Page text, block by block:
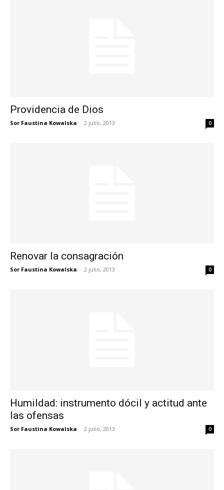
Providencia de Dios
Sor Faustina Kowalska - 2 julio, 2013 0
Renovar la consagración
Sor Faustina Kowalska - 2 julio, 2013 0
Humildad: instrumento dócil y actitud ante
las ofensas
Sor Faustina Kowalska - 2 julio, 2013 0